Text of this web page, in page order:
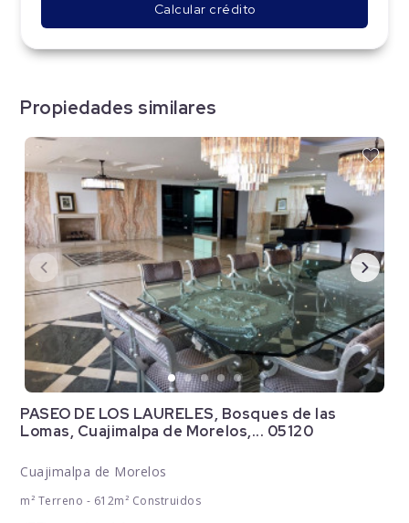
Calcular crédito
Propiedades similares
PASEO DE LOS LAURELES, Bosques de las
Lomas, Cuajimalpa de Morelos,... 05120
Cuajimalpa de Morelos
m² Terreno - 612m² Construidos